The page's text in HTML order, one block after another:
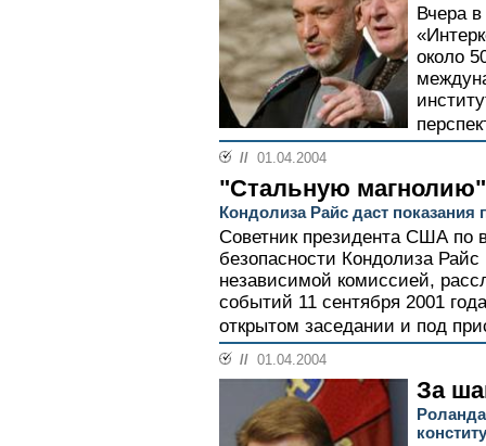
Вчера
около
// 01.04.2004
"Стальную
Кондолиза Райс даст показания
Советник президента США по
безопасности Кондолиза Райс
независимой комиссией,
событий 11 сентября 2001
открытом заседании и под
// 01.04.2004
За